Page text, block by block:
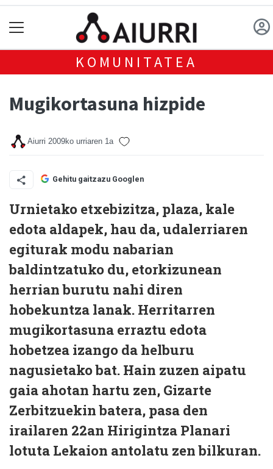
KOMUNITATEA
Mugikortasuna hizpide
Aiurri 2009ko urriaren 1a
Gehitu gaitzazu Googlen
Urnietako etxebizitza, plaza, kale
edota aldapek, hau da, udalerriaren
egiturak modu nabarian
baldintzatuko du, etorkizunean
herrian burutu nahi diren
hobekuntza lanak. Herritarren
mugikortasuna erraztu edota
hobetzea izango da helburu
nagusietako bat. Hain zuzen aipatu
gaia ahotan hartu zen, Gizarte
Zerbitzuekin batera, pasa den
irailaren 22an Hirigintza Planari
lotuta Lekaion antolatu zen bilkuran.